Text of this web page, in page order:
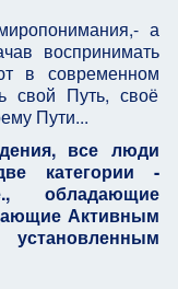
а
воспринимать
в современном
свой Путь, своё
Пути...
все люди
категории -
обладающие
Активным